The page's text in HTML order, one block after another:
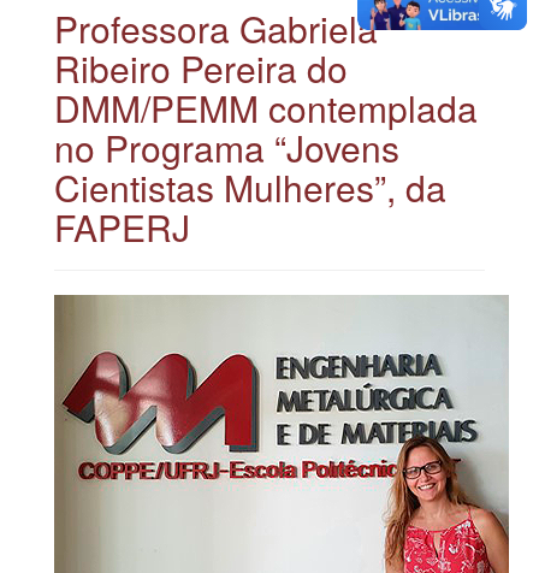
Professora Gabriela
Ribeiro Pereira do
DMM/PEMM contemplada
no Programa “Jovens
Cientistas Mulheres”, da
FAPERJ